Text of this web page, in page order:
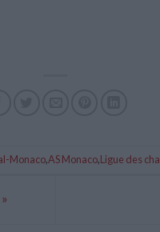
Monaco,AS Monaco,Ligue des